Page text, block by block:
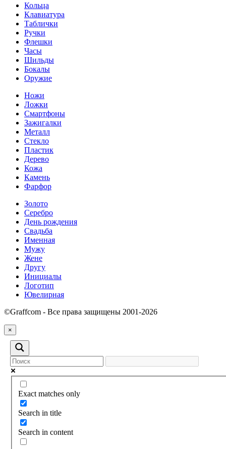
Кольца
Клавиатура
Таблички
Ручки
Флешки
Часы
Шильды
Бокалы
Оружие
Ножи
Ложки
Смартфоны
Зажигалки
Металл
Стекло
Пластик
Дерево
Кожа
Камень
Фарфор
Золото
Серебро
День рождения
Свадьба
Именная
Мужу
Жене
Другу
Инициалы
Логотип
Ювелирная
©Graffcom - Все права защищены 2001-2026
×
Exact matches only
Search in title
Search in content